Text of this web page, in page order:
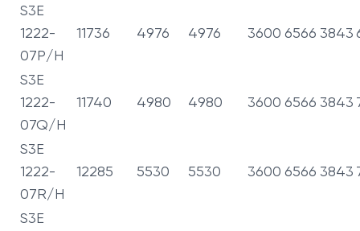
S3E
1222-
07P/H
11736 4976 4976 3600 6566 3843
S3E
1222-
07Q/H
11740 4980 4980 3600 6566 3843
S3E
1222-
07R/H
12285 5530 5530 3600 6566 3843
S3E